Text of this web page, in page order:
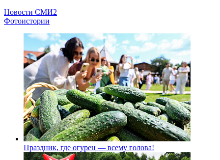
Новости СМИ2
Фотоистории
Праздник, где огурец — всему голова!